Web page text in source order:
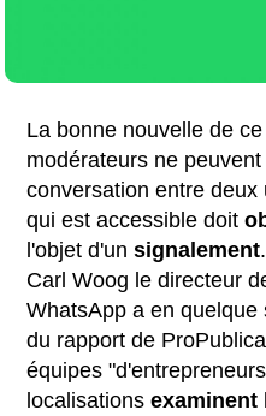
La bonne nouvelle de
modérateurs ne
conversation entre
qui est accessible doit
l'objet d'unsignalement.
Carl Woog le directeur
WhatsApp a en
du rapport de
équipes
localisationsexaminent